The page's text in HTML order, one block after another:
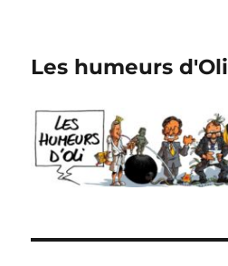
Les humeurs d'Oli